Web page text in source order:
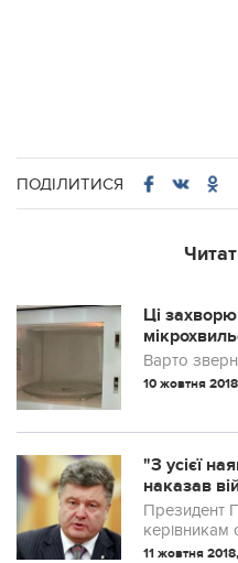
ПОДІЛИТИСЯ
Ці
ймовірно,
Варто
10 жовтня
"З усієї
наказав
на
Президент
керівникам
Донбасі в
11 жовтня